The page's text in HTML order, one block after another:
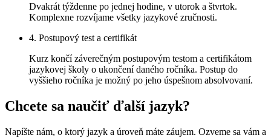
Dvakrát týždenne po jednej hodine, v utorok a štvrtok.
Komplexne rozvíjame všetky jazykové zručnosti.
4. Postupový test a certifikát
Kurz končí záverečným postupovým testom a certifikátom
jazykovej školy o ukončení daného ročníka. Postup do
vyššieho ročníka je možný po jeho úspešnom absolvovaní.
Chcete sa naučiť ďalší jazyk?
Napíšte nám, o ktorý jazyk a úroveň máte záujem. Ozveme sa vám a